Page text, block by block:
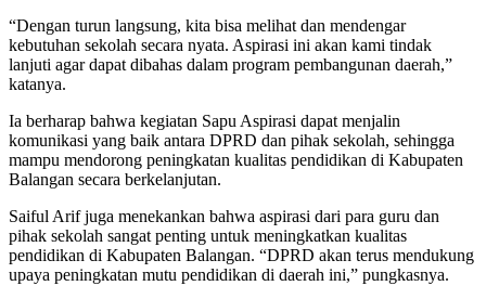
“Dengan turun langsung, kita bisa melihat dan mendengar
kebutuhan sekolah secara nyata. Aspirasi ini akan kami tindak
lanjuti agar dapat dibahas dalam program pembangunan daerah,”
katanya.
Ia berharap bahwa kegiatan Sapu Aspirasi dapat menjalin
komunikasi yang baik antara DPRD dan pihak sekolah, sehingga
mampu mendorong peningkatan kualitas pendidikan di Kabupaten
Balangan secara berkelanjutan.
Saiful Arif juga menekankan bahwa aspirasi dari para guru dan
pihak sekolah sangat penting untuk meningkatkan kualitas
pendidikan di Kabupaten Balangan. “DPRD akan terus mendukung
upaya peningkatan mutu pendidikan di daerah ini,” pungkasnya.